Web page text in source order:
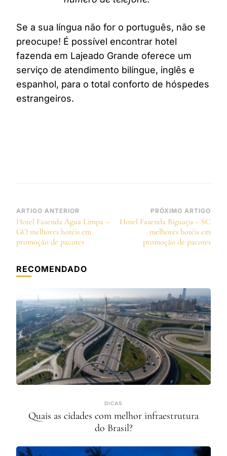
Se a sua língua não for o português, não se
preocupe! É possível encontrar hotel
fazenda em Lajeado Grande oferece um
serviço de atendimento bilíngue, inglês e
espanhol, para o total conforto de hóspedes
estrangeiros.
Navegação
de
post
ARTIGO ANTERIOR
Hotel Fazenda Água Limpa –
GO melhores hotéis em
promoção de pacotes
PRÓXIMO ARTIGO
Hotel Fazenda Biguaçu – SC
melhores hotéis em
promoção de pacotes
RECOMENDADO
DICAS
Quais as cidades com melhor infraestrutura
do Brasil?